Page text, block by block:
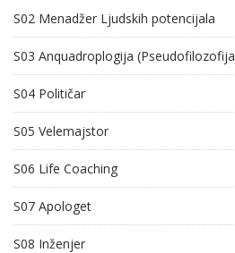
S02 Menadžer Ljudskih potencijala
S03 Anquadroplogija (Pseudofilozofija
S04 Političar
S05 Velemajstor
S06 Life Coaching
S07 Apologet
S08 Inženjer